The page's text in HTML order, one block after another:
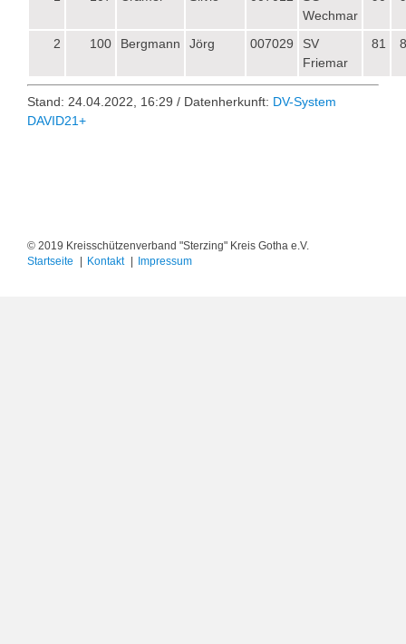
Wechmar
2 100 Bergmann Jörg 007029
SV
Friemar
81
Stand: 24.04.2022, 16:29 / Datenherkunft: DV-System
DAVID21+
© 2019 Kreisschützenverband "Sterzing" Kreis Gotha e.V.
Startseite
Kontakt Impressum